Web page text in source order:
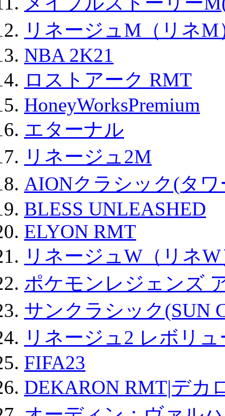
リネージュM（リネM
NBA 2K21
ロストアーク RMT
HoneyWorksPremium
エターナル
リネージュ2M
AIONクラシック(タ
BLESS UNLEASHED
ELYON RMT
リネージュW（リネ
ポケモンレジェンズ
サンクラシック(SUN
リネージュ2 レボリ
FIFA23
DEKARON RMT|デカ